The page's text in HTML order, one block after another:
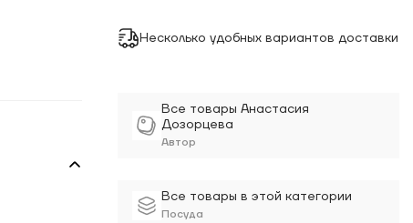
Несколько удобных вариантов доставки
Все товары Анастасия
Дозорцева
Автор
Все товары в этой категории
Посуда